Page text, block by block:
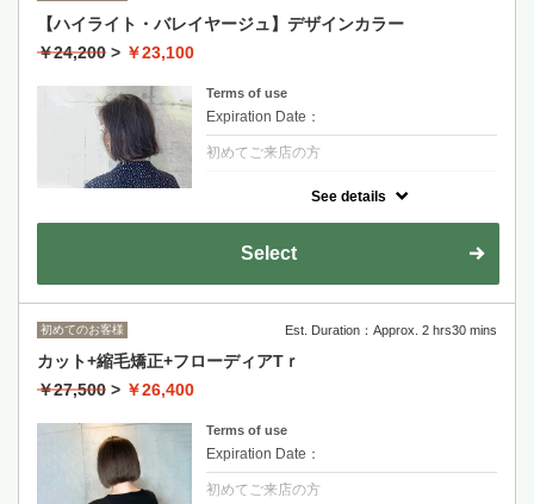
長度過鎖骨+1100~
【ハイライト・バレイヤージュ】デザインカラー
￥24,200 > ￥23,100
Terms of use
Expiration Date：
初めてご来店の方
り確認し、それに合ったデザインカラーをご
提案！
パネル10枚まで(デザインにより追加が必要
手刷染或挑染+染髮上色
挑染部份上限10分區
超過部份一分區+550
See details
Select
初めてのお客様 Est. Duration：Approx. 2 hrs30 mins
カット+縮毛矯正+フローディアTｒ
￥27,500 > ￥26,400
Terms of use
Expiration Date：
初めてご来店の方